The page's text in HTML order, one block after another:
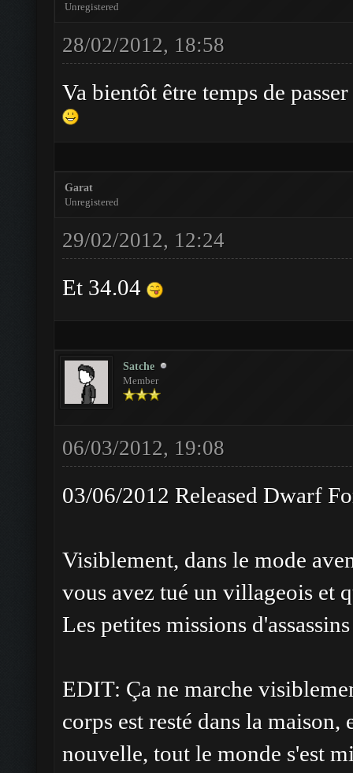
Unregistered
28/02/2012, 18:58
Va bientôt être temps de
Garat
Unregistered
29/02/2012, 12:24
Et 34.04
Satche
Member
06/03/2012, 19:08
03/06/2012 Released Dwarf
Visiblement, dans le mode
vous avez tué un villageois et
Les petites missions
EDIT: Ça ne marche
corps est resté dans la maison,
nouvelle, tout le monde s'est